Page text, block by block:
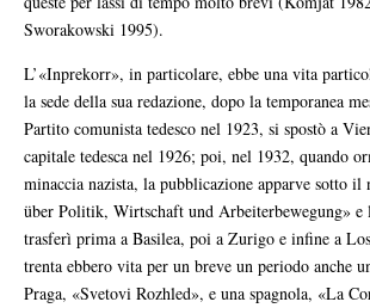
Sworakowski 1995).
L’«Inprekorr», in particolare, ebbe una vita
la sede della sua redazione, dopo la temporanea
Partito comunista tedesco nel 1923, si spostò a
capitale tedesca nel 1926; poi, nel 1932, quando
minaccia nazista, la pubblicazione apparve sotto il
über Politik, Wirtschaft und Arbeiterbewegung» e
trasferì prima a Basilea, poi a Zurigo e infine a
trenta ebbero vita per un breve un periodo anche
Praga, «Svetovi Rozhled», e una spagnola, «La